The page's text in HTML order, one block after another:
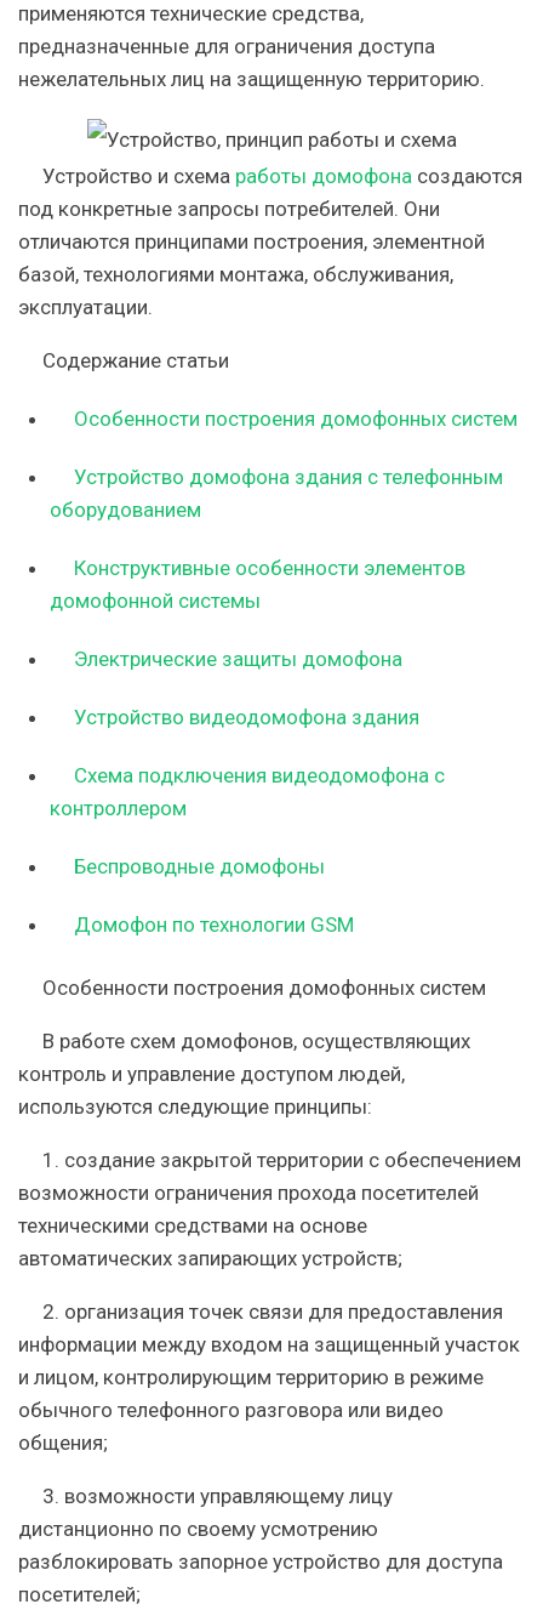
применяются технические средства,
предназначенные для ограничения доступа
нежелательных лиц на защищенную территорию.
Устройство и схема работы домофона создаются
под конкретные запросы потребителей. Они
отличаются принципами построения, элементной
базой, технологиями монтажа, обслуживания,
эксплуатации.
Содержание статьи
Особенности построения домофонных систем
Устройство домофона здания с телефонным
оборудованием
Конструктивные особенности элементов
домофонной системы
Электрические защиты домофона
Устройство видеодомофона здания
Схема подключения видеодомофона с
контроллером
Беспроводные домофоны
Домофон по технологии GSM
Особенности построения домофонных систем
В работе схем домофонов, осуществляющих
контроль и управление доступом людей,
используются следующие принципы:
1. создание закрытой территории с обеспечением
возможности ограничения прохода посетителей
техническими средствами на основе
автоматических запирающих устройств;
2. организация точек связи для предоставления
информации между входом на защищенный участок
и лицом, контролирующим территорию в режиме
обычного телефонного разговора или видео
общения;
3. возможности управляющему лицу
дистанционно по своему усмотрению
разблокировать запорное устройство для доступа
посетителей;